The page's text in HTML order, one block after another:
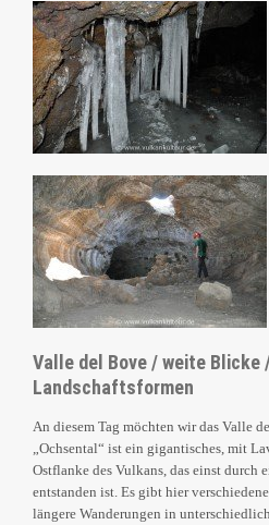
Valle del Bove / weite
Landschaftsformen
An diesem Tag möchten wir das Valle
„Ochsental“ ist ein gigantisches, mit
Ostflanke des Vulkans, das einst durch
entstanden ist. Es gibt hier
längere Wanderungen in